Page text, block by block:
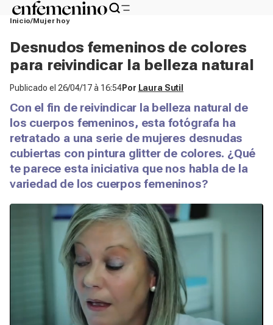
Inicio Mujer hoy
Desnudos femeninos de colores
para reivindicar la belleza natural
Publicado el 26/04/17 à 16:54Por Laura Sutil
Con el fin de reivindicar la belleza natural de
los cuerpos femeninos, esta fotógrafa ha
retratado a una serie de mujeres desnudas
cubiertas con pintura glitterde colores. ¿Qué
te parece esta iniciativa que nos habla de la
variedad de los cuerpos femeninos?